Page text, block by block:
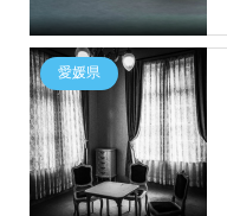
愛媛県